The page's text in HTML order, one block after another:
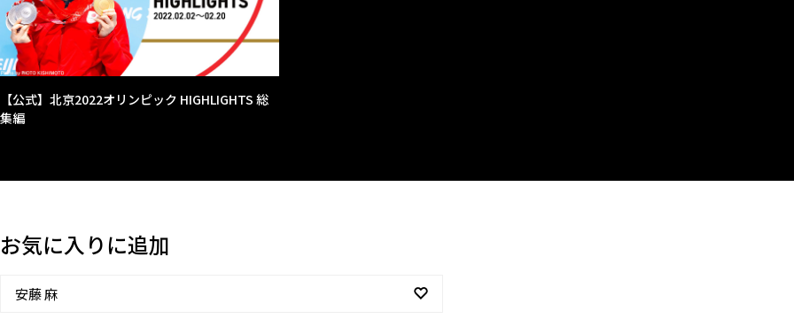
【公式】北京2022オリンピック HIGHLIGHTS 総
集編
お気に入りに追加
安藤 麻